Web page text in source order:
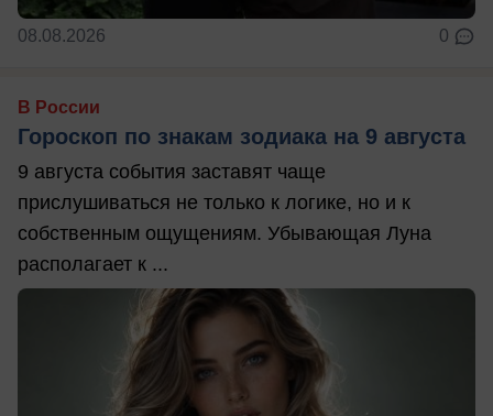
08.08.2026 0
В России
Гороскоп по знакам зодиака на 9 августа
9 августа события заставят чаще
прислушиваться не только к логике, но и к
собственным ощущениям. Убывающая Луна
располагает к ...